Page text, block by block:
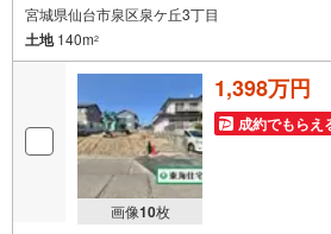
宮城県仙台市泉区泉ケ丘3丁目
土地140m2
画像10枚
1,398万円
成約でもらえ